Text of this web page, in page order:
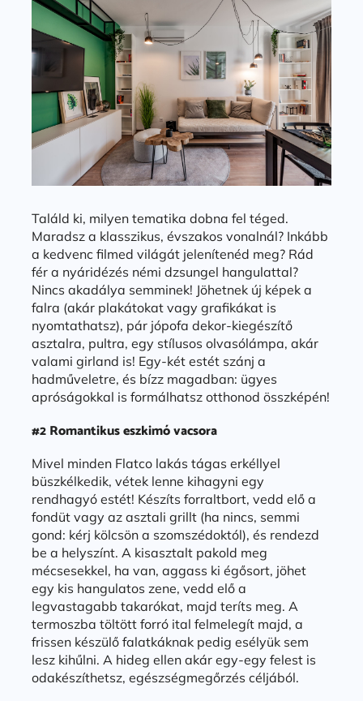
Találd ki, milyen tematika dobna fel téged.
Maradsz a klasszikus, évszakos vonalnál? Inkább
a kedvenc filmed világát jelenítenéd meg? Rád
fér a nyáridézés némi dzsungel hangulattal?
Nincs akadálya semminek! Jöhetnek új képek a
falra (akár plakátokat vagy grafikákat is
nyomtathatsz), pár jópofa dekor-kiegészítő
asztalra, pultra, egy stílusos olvasólámpa, akár
valami girland is! Egy-két estét szánj a
hadműveletre, és bízz magadban: ügyes
apróságokkal is formálhatsz otthonod összképén!
#2 Romantikus eszkimó vacsora
Mivel minden Flatco lakás tágas erkéllyel
büszkélkedik, vétek lenne kihagyni egy
rendhagyó estét! Készíts forraltbort, vedd elő a
fondüt vagy az asztali grillt (ha nincs, semmi
gond: kérj kölcsön a szomszédoktól), és rendezd
be a helyszínt. A kisasztalt pakold meg
mécsesekkel, ha van, aggass ki égősort, jöhet
egy kis hangulatos zene, vedd elő a
legvastagabb takarókat, majd teríts meg. A
termoszba töltött forró ital felmelegít majd, a
frissen készülő falatkáknak pedig esélyük sem
lesz kihűlni. A hideg ellen akár egy-egy felest is
odakészíthetsz, egészségmegőrzés céljából.